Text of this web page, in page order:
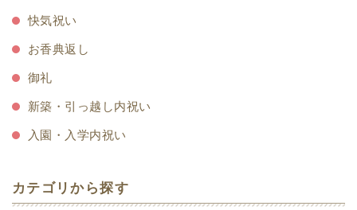
快気祝い
お香典返し
御礼
新築・引っ越し内祝い
入園・入学内祝い
カテゴリから探す